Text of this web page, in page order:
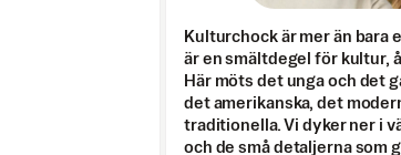
Kulturchock är mer än bara
är en smältdegel för kultur,
Här möts det unga och det
det amerikanska, det
traditionella. Vi dyker ner i
och de små detaljerna som